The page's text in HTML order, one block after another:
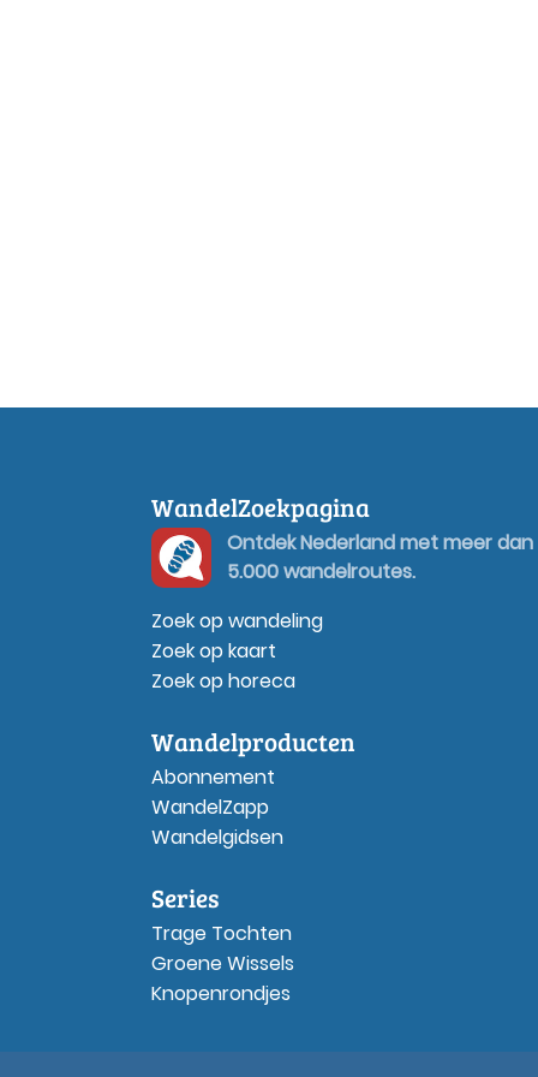
WandelZoekpagina
Ontdek Nederland met meer dan
5.000 wandelroutes.
Zoek op wandeling
Zoek op kaart
Zoek op horeca
Wandelproducten
Abonnement
WandelZapp
Wandelgidsen
Series
Trage Tochten
Groene Wissels
Knopenrondjes